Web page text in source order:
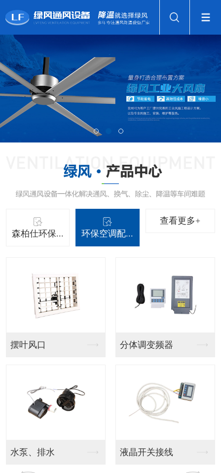
森柏仕环保... 环保空调配...
查看更多+
吊挂射流款 吊挂百叶窗款
吊挂风管机 吊柜射流款